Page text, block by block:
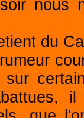
nous
du
sur